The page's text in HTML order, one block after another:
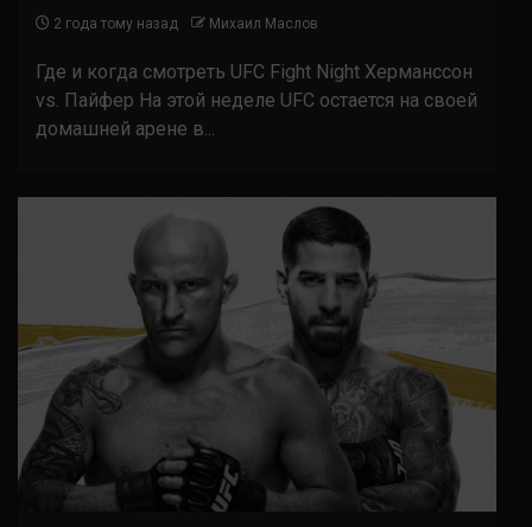
2 года тому назад Михаил Маслов
Где и когда смотреть UFC Fight Night Херманссон
vs. Пайфер На этой неделе UFC остается на своей
домашней арене в...